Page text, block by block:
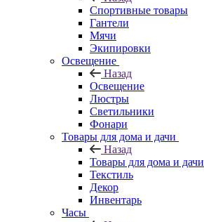
Спортивные товары
Гантели
Мячи
Экипировки
Освещение
Назад
Освещение
Люстры
Светильники
Фонари
Товары для дома и дачи
Назад
Товары для дома и дачи
Текстиль
Декор
Инвентарь
Часы